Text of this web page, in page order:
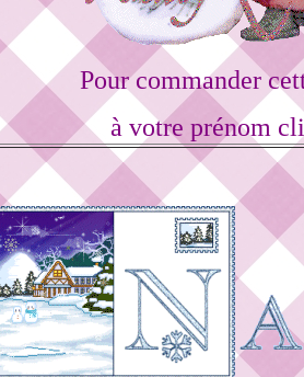
Pour commander
à votre prénom